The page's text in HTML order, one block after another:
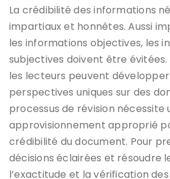
La crédibilité des informations
impartiaux et honnêtes. Aussi
les informations objectives, les
subjectives doivent être
les lecteurs peuvent
perspectives uniques sur des
processus de révision nécessite
approvisionnement approprié
crédibilité du document. Pour
décisions éclairées et résoudre
l’exactitude et la vérification